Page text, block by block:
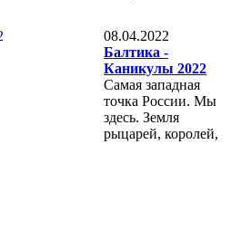
08.04.2022
Балтика -
Каникулы 2022
Самая западная
точка России. Мы
здесь. Земля
рыцарей, королей,